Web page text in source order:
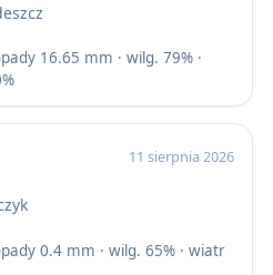
16.65 mm · wilg. 79% ·
11 sierpnia 2026
0.4 mm · wilg. 65% · wiatr